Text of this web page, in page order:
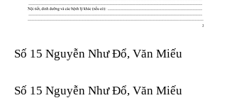
Số 15 Nguyễn Như Đổ, Văn Miếu
Số 15 Nguyễn Như Đổ, Văn Miếu​​​​